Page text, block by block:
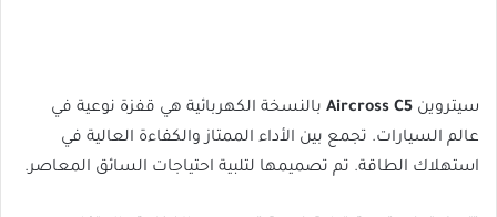
سيتروين
بالنسخة الكهربائية هي قفزة نوعية في
عالم السيارات. تجمع بين الأداء الممتاز والكفاءة العالية في
استهلاك الطاقة. تم تصميمها لتلبية احتياجات السائق المعاصر.